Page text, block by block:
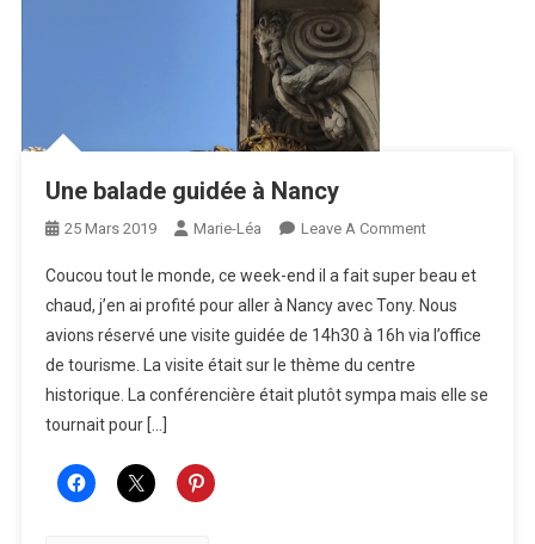
Une balade guidée à Nancy
25 Mars 2019 Marie-Léa Leave A CommentOn
Balade
Guidée
À
Coucou tout le monde, ce week-end il a fait super beau et
chaud, j’en ai profité pour aller à Nancy avec Tony. Nous
avions réservé une visite guidée de 14h30 à 16h via l’office
de tourisme. La visite était sur le thème du centre
historique. La conférencière était plutôt sympa mais elle se
tournait pour […]